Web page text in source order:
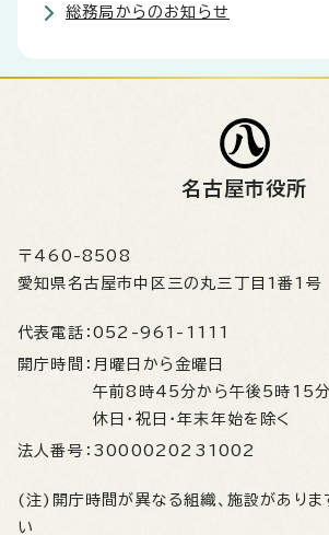
総務局からのお知らせ
名古屋市役所
〒460-8508
愛知県名古屋市中区三の丸三丁目1番1号
代表電話： 052-961-1111
開庁時間： 月曜日から金曜日
午前8時45分から午後5時15分
休日・祝日・年末年始を除く
法人番号： 3000020231002
(注)開庁時間が異なる組織、施設がありま
い